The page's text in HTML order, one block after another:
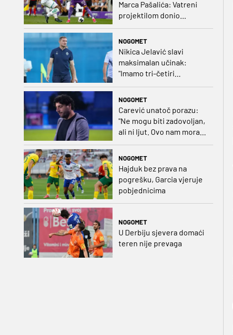
Marca Pašalića: Vatreni
projektilom donio
NOGOMET
Nikica Jelavić slavi
maksimalan učinak:
"Imamo tri-četiri
NOGOMET
Carević unatoč porazu:
"Ne mogu biti zadovoljan,
ali ni ljut. Ovo nam mora
biti putokaz"
NOGOMET
Hajduk bez prava na
pogrešku, Garcia vjeruje
pobjednicima
NOGOMET
U Derbiju sjevera domaći
teren nije prevaga